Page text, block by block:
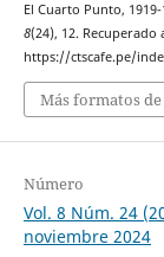
El Cuarto Punto, 1919-
8(24), 12. Recuperado
https://ctscafe.pe/
Más formatos
Número
Vol. 8 Núm. 24
noviembre 2024